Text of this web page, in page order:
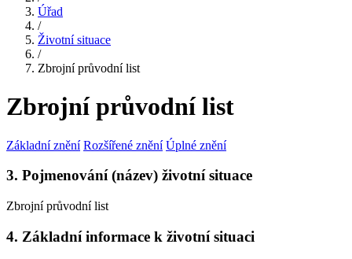
Úřad
/
Životní situace
/
Zbrojní průvodní list
Zbrojní průvodní list
Základní znění Rozšířené znění Úplné znění
3. Pojmenování (název) životní situace
Zbrojní průvodní list
4. Základní informace k životní situaci